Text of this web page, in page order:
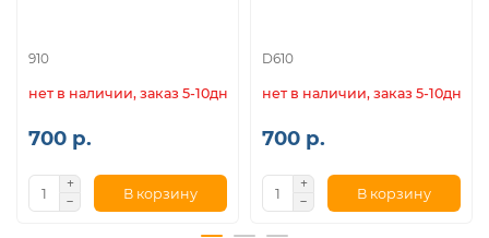
910
нет в наличии, заказ 5-10дн.
700 р.
В корзину
D610
нет в наличии, заказ 5-10дн.
700 р.
В корзину